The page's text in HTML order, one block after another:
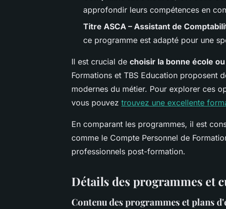
approfondir leurs compétences en
Titre ASCA – Assistant de
ce programme est adapté pour une
Il est crucial de choisir la bonne école
Formations et TBS Education proposent
modernes du métier. Pour explorer ces
vous pouvez trouvez une excellente
En comparant les programmes, il est
comme le Compte Personnel de
professionnels post-formation.
Détails des programmes et
Contenu des programmes et plans